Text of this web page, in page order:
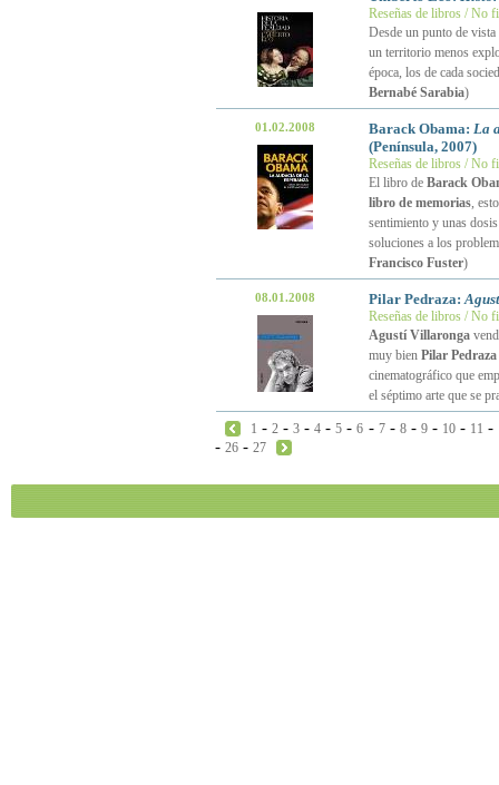
Reseñas de libros / No
Desde un punto de
un territorio menos
época, los de cada
Bernabé Sarabia)
01.02.2008 Barack Obama: La
(Península, 2007)
Reseñas de libros / No
El libro de Barack
libro de memorias,
sentimiento y unas
soluciones a los
Francisco Fuster)
08.01.2008 Pilar Pedraza:
Reseñas de libros / No
Agustí Villaronga
muy bien Pilar Pedraza
cinematográfico que
el séptimo arte que se
1 -2 -3 -4 -5 -6 - 7- 8- 9- 10- 11 -
- 26 - 27